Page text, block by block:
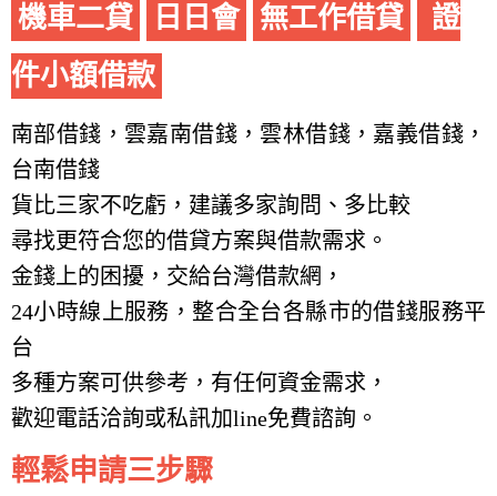
機車二貸 日日會 無工作借貸
證
件小額借款
南部借錢，雲嘉南借錢，雲林借錢，嘉義借錢，
台南借錢
貨比三家不吃虧，建議多家詢問、多比較
尋找更符合您的借貸方案與借款需求。
金錢上的困擾，交給台灣借款網，
24小時線上服務，整合全台各縣市的借錢服務平
台
多種方案可供參考，有任何資金需求，
歡迎電話洽詢或私訊加line免費諮詢。
輕鬆申請三步驟